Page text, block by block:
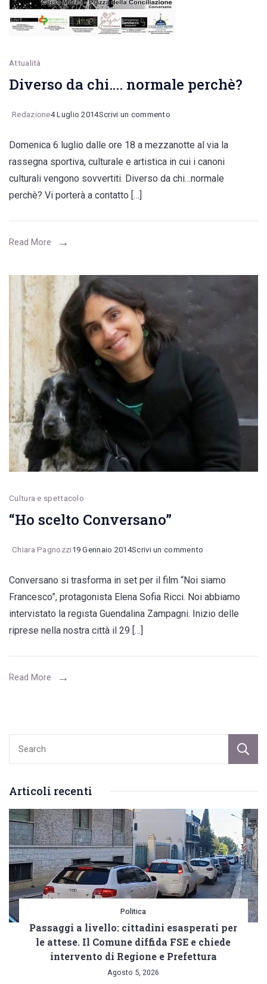
Attualità
Diverso da chi…. normale perchè?
Redazione4 Luglio 2014Scrivi un commento
da
chi….
Domenica 6 luglio dalle ore 18 a mezzanotte al via la
rassegna sportiva, culturale e artistica in cui i canoni
culturali vengono sovvertiti. Diverso da chi…normale
perchè? Vi porterà a contatto […]
Read More
Cultura e spettacolo
“Ho scelto Conversano”
Chiara Pagnozzi19 Gennaio 2014Scrivi un commento
scelto
Conversano”
Conversano si trasforma in set per il film “Noi siamo
Francesco”, protagonista Elena Sofia Ricci. Noi abbiamo
intervistato la regista Guendalina Zampagni. Inizio delle
riprese nella nostra città il 29 […]
Read More
Articoli recenti
Politica
Passaggi a livello: cittadini esasperati per
le attese. Il Comune diffida FSE e chiede
intervento di Regione e Prefettura
Agosto 5, 2026